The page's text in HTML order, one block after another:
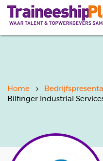
Overslaan
naar
Home
Bilfinger Industrial